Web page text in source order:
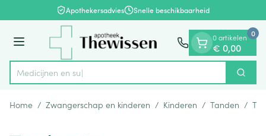
Ga naar de inhoudApothekersadvies Snelle beschikbaarheid
Menu
Product, merk, categorie... Zoek
0 artikelen
€ 0,00
0
Home / Zwangerschap en kinderen / Kinderen / Tanden /